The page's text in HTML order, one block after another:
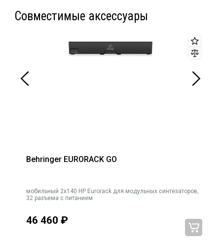
Регулировка темпа, задержки и времени гейта для большей
Селектор номера шага и переключатель серии позволяют
установить длину последовательности от 1 до 16 шагов.
одиночные или повторяющиеся последовательности.
Секвенсор можно синхронизировать извне через CV и
Совместимые аксессуары
Behringer EURORACK GO
мобильный 2x140 HP Eurorack для модульных синтезаторов,
32 разъема с питанием
46 460 ₽